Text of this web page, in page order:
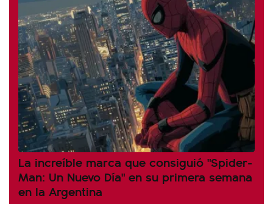
La increíble marca que consiguió "Spider-
Man: Un Nuevo Día" en su primera semana
en la Argentina